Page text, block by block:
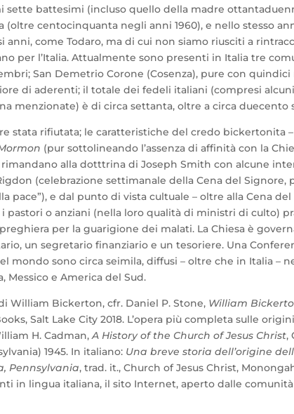
sette battesimi (incluso quello della madre
(oltre centocinquanta negli anni 1960), e nello stesso
anni, come Todaro, ma di cui non siamo riusciti a
per l’Italia. Attualmente sono presenti in Italia tre
San Demetrio Corone (Cosenza), pure con quindici
di aderenti; il totale dei fedeli italiani (compresi
menzionate) è di circa settanta, oltre a circa duecento
stata rifiutata; le caratteristiche del credo bickertonita
(pur sottolineando l’assenza di affinità con la
alla dotttrina di Joseph Smith con alcune
(celebrazione settimanale della Cena del Signore,
pace”), e dal punto di vista cultuale – oltre alla Cena
pastori o anziani (nella loro qualità di ministri di culto)
per la guarigione dei malati. La Chiesa è
un segretario finanziario e un tesoriere. Una
mondo sono circa seimila, diffusi – oltre che in Italia –
Messico e America del Sud.
William Bickerton, cfr. Daniel P. Stone, William
Salt Lake City 2018. L’opera più completa sulle
H. Cadman,A History of the Church of Jesus Christ,
1945. In italiano: Una breve storia dell’origine
Pennsylvania, trad. it., Church of Jesus Christ,
in lingua italiana, il sito Internet, aperto dalle